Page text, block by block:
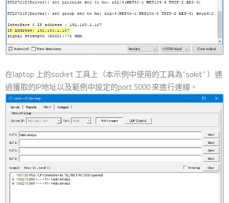
在laptop 上的socket 工具上（本示例中使用的工具為“sokit” ）通
過獲取的IP地址以及範例中設定的port 5000 來進行連線。